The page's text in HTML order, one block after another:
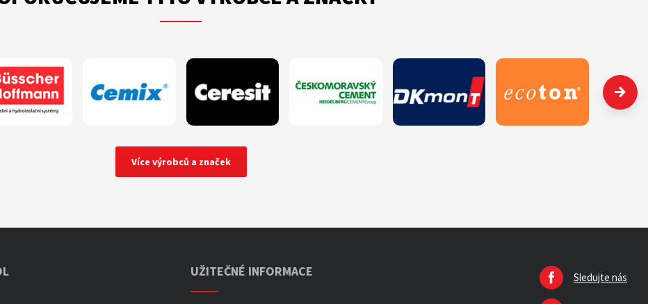
Více výrobců a značek
UŽITEČNÉ INFORMACE Sledujte nás